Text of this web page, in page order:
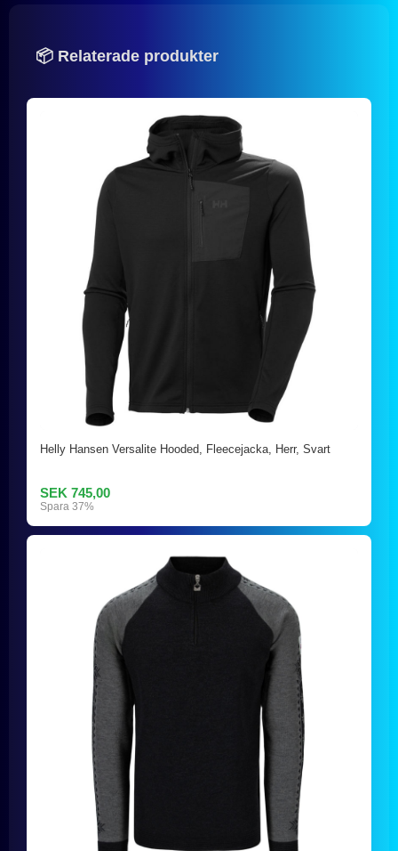
📦 Relaterade produkter
Helly Hansen Versalite Hooded, Fleecejacka, Herr, Svart
SEK 745,00
Spara 37%